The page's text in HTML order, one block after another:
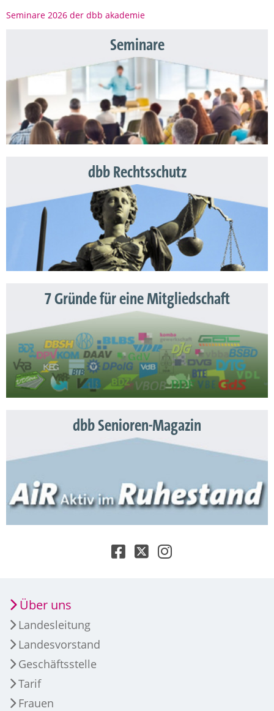
Seminare 2026 der dbb akademie
Seminare
dbb Rechtsschutz
7 Gründe für eine Mitgliedschaft
dbb Senioren-Magazin
Über uns
Landesleitung
Landesvorstand
Geschäftsstelle
Tarif
Frauen